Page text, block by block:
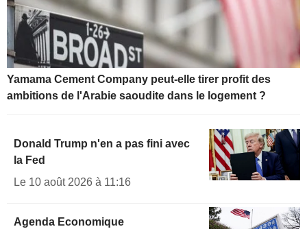
Yamama Cement Company peut-elle tirer profit des
ambitions de l'Arabie saoudite dans le logement ?
Donald Trump n'en a pas fini avec
la Fed
Le 10 août 2026 à 11:16
Agenda Economique